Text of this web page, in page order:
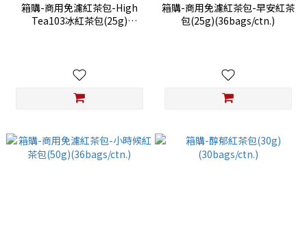
箱購-商用免濾紅茶包-High
Tea103冰紅茶包(25g)
箱購-商用免濾紅茶包-早安紅茶
包(25g)(36bags/ctn.)